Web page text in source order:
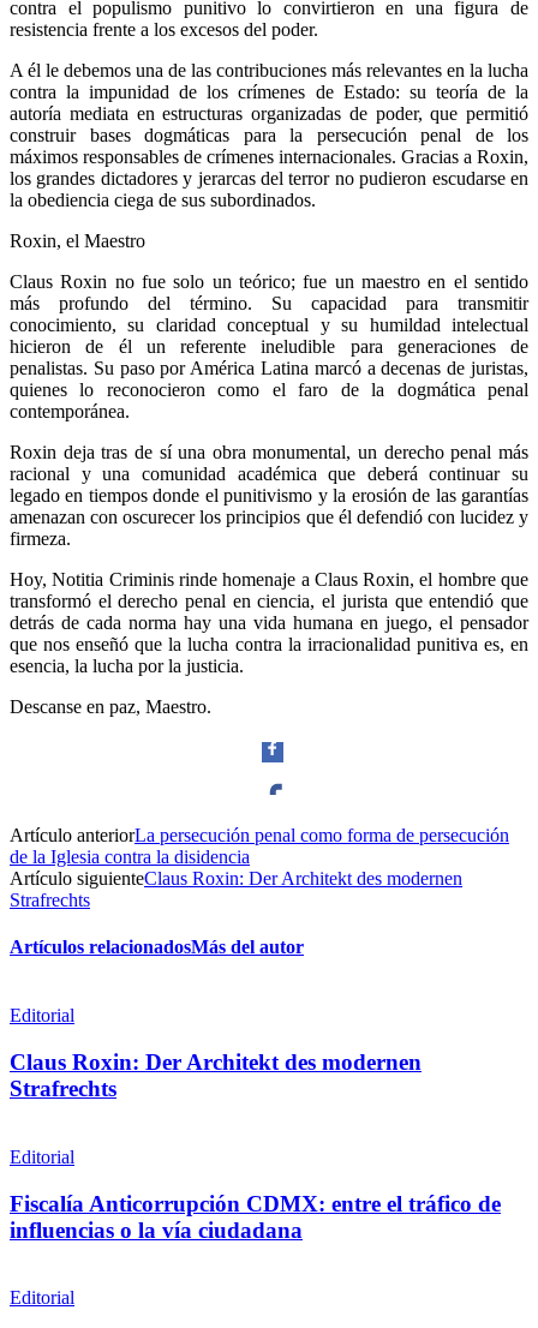
Telegram
contra el populismo punitivo lo convirtieron en una figura de
resistencia frente a los excesos del poder.
A él le debemos una de las contribuciones más relevantes en la lucha
contra la impunidad de los crímenes de Estado: su teoría de la
autoría mediata en estructuras organizadas de poder, que permitió
construir bases dogmáticas para la persecución penal de los
máximos responsables de crímenes internacionales. Gracias a Roxin,
los grandes dictadores y jerarcas del terror no pudieron escudarse en
la obediencia ciega de sus subordinados.
Roxin, el Maestro
Claus Roxin no fue solo un teórico; fue un maestro en el sentido
más profundo del término. Su capacidad para transmitir
conocimiento, su claridad conceptual y su humildad intelectual
hicieron de él un referente ineludible para generaciones de
penalistas. Su paso por América Latina marcó a decenas de juristas,
quienes lo reconocieron como el faro de la dogmática penal
contemporánea.
Roxin deja tras de sí una obra monumental, un derecho penal más
racional y una comunidad académica que deberá continuar su
legado en tiempos donde el punitivismo y la erosión de las garantías
amenazan con oscurecer los principios que él defendió con lucidez y
firmeza.
Hoy, Notitia Criminis rinde homenaje a Claus Roxin, el hombre que
transformó el derecho penal en ciencia, el jurista que entendió que
detrás de cada norma hay una vida humana en juego, el pensador
que nos enseñó que la lucha contra la irracionalidad punitiva es, en
esencia, la lucha por la justicia.
Descanse en paz, Maestro.
Facebook
Artículo anteriorLa persecución penal como forma de persecución
de la Iglesia contra la disidencia
Artículo siguienteClaus Roxin: Der Architekt des modernen
Strafrechts
Artículos relacionadosMás del autor
Editorial
Claus Roxin: Der Architekt des modernen
Strafrechts
Editorial
Fiscalía Anticorrupción CDMX: entre el tráfico de
influencias o la vía ciudadana
Editorial